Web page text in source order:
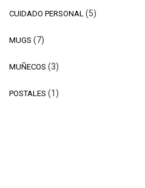
CUIDADO PERSONAL 5productos
MUGS 7productos
MUÑECOS 3productos
POSTALES 1 producto